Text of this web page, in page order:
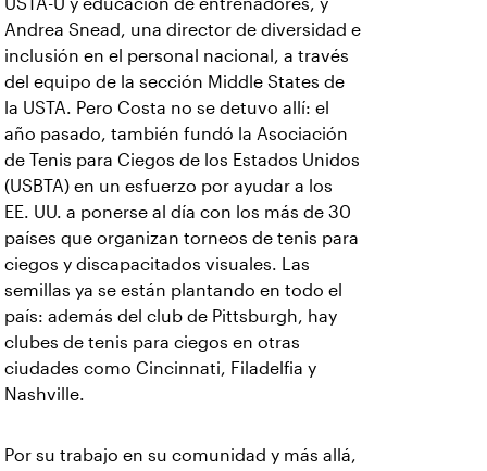
USTA-U y educación de entrenadores, y
Andrea Snead, una director de diversidad e
inclusión en el personal nacional, a través
del equipo de la sección Middle States de
la USTA. Pero Costa no se detuvo allí: el
año pasado, también fundó la Asociación
de Tenis para Ciegos de los Estados Unidos
(USBTA) en un esfuerzo por ayudar a los
EE. UU. a ponerse al día con los más de 30
países que organizan torneos de tenis para
ciegos y discapacitados visuales. Las
semillas ya se están plantando en todo el
país: además del club de Pittsburgh, hay
clubes de tenis para ciegos en otras
ciudades como Cincinnati, Filadelfia y
Nashville.
Por su trabajo en su comunidad y más allá,